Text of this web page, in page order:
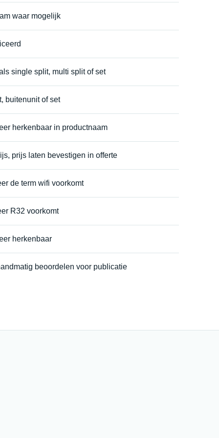
waar mogelijk
single split, multi split of set
buitenunit of set
herkenbaar in productnaam
prijs laten bevestigen in offerte
de term wifi voorkomt
R32 voorkomt
herkenbaar
beoordelen voor publicatie